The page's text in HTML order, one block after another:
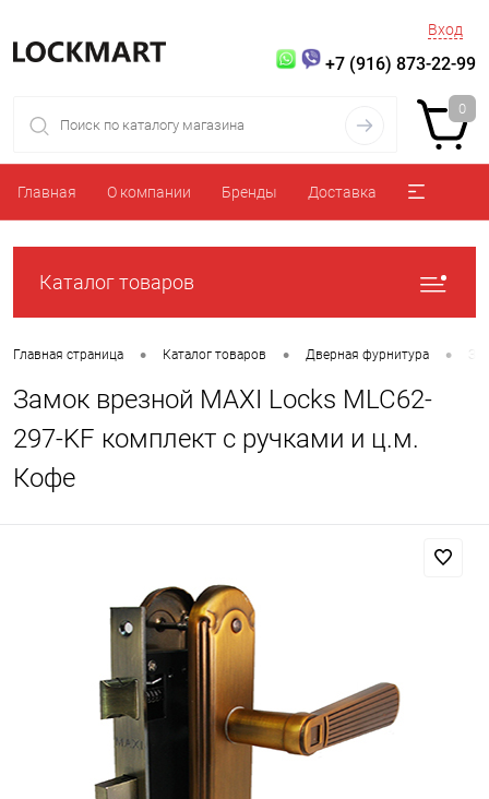
Вход
+7 (916) 873-22-99
0
Главная О компании Бренды Доставка
Каталог товаров
Главная страница • Каталог товаров • Дверная фурнитура •
Замок врезной MAXI Locks MLC62-
297-KF комплект с ручками и ц.м.
Кофе